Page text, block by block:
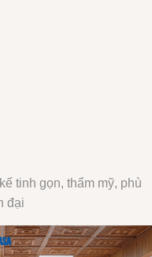
tinh gọn, thẩm mỹ, phù
đại